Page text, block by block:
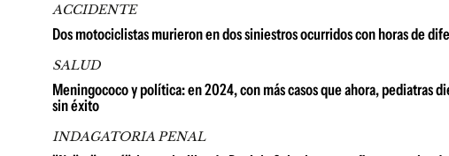
ACCIDENTE
Dos motociclistas murieron en dos siniestros ocurridos con horas de
SALUD
Meningococo y política: en 2024, con más casos que ahora, pediatras
sin éxito
INDAGATORIA PENAL